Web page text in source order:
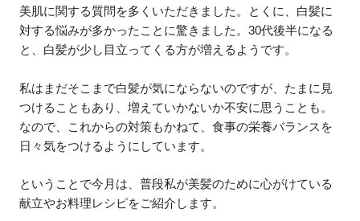
美肌に関する質問を多くいただきました。とくに、白髪に
対する悩みが多かったことに驚きました。30代後半になる
と、白髪が少し目立ってくる方が増えるようです。
私はまだそこまで白髪が気にならないのですが、たまに見
つけることもあり、増えていかないか不安に思うことも。
なので、これからの対策もかねて、食事の栄養バランスを
日々気をつけるようにしています。
ということで今月は、普段私が美髪のために心がけている
献立やお料理レシピをご紹介します。